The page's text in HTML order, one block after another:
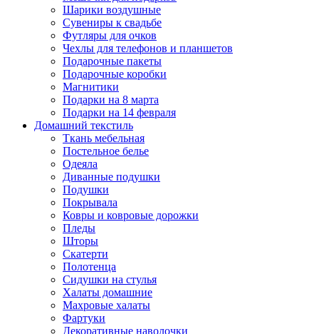
Шарики воздушные
Сувениры к свадьбе
Футляры для очков
Чехлы для телефонов и планшетов
Подарочные пакеты
Подарочные коробки
Магнитики
Подарки на 8 марта
Подарки на 14 февраля
Домашний текстиль
Ткань мебельная
Постельное белье
Одеяла
Диванные подушки
Подушки
Покрывала
Ковры и ковровые дорожки
Пледы
Шторы
Скатерти
Полотенца
Сидушки на стулья
Халаты домашние
Махровые халаты
Фартуки
Декоративные наволочки